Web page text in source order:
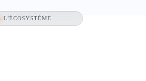
L'ÉCOSYSTÈME